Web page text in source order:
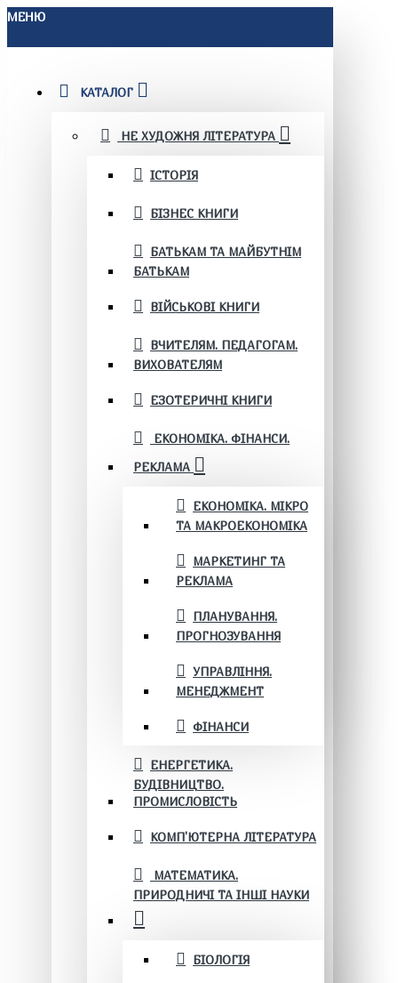
МЕНЮ
КАТАЛОГ
НЕ ХУДОЖНЯ ЛІТЕРАТУРА
ІСТОРІЯ
БІЗНЕС КНИГИ
БАТЬКАМ ТА МАЙБУТНІМ
БАТЬКАМ
ВІЙСЬКОВІ КНИГИ
ВЧИТЕЛЯМ. ПЕДАГОГАМ.
ВИХОВАТЕЛЯМ
ЕЗОТЕРИЧНІ КНИГИ
ЕКОНОМІКА. ФІНАНСИ.
РЕКЛАМА
ЕКОНОМІКА. МІКРО
ТА МАКРОЕКОНОМІКА
МАРКЕТИНГ ТА
РЕКЛАМА
ПЛАНУВАННЯ.
ПРОГНОЗУВАННЯ
УПРАВЛІННЯ.
МЕНЕДЖМЕНТ
ФІНАНСИ
ЕНЕРГЕТИКА.
БУДІВНИЦТВО.
ПРОМИСЛОВІСТЬ
КОМП'ЮТЕРНА ЛІТЕРАТУРА
МАТЕМАТИКА.
ПРИРОДНИЧІ ТА ІНШІ НАУКИ
БІОЛОГІЯ